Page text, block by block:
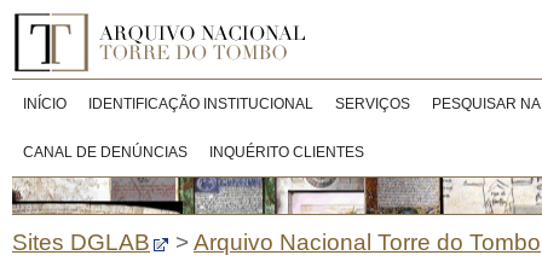
INÍCIO IDENTIFICAÇÃO INSTITUCIONAL SERVIÇOS PESQUISAR
CANAL DE DENÚNCIAS INQUÉRITO CLIENTES
Sites DGLAB >Arquivo Nacional Torre do Tombo